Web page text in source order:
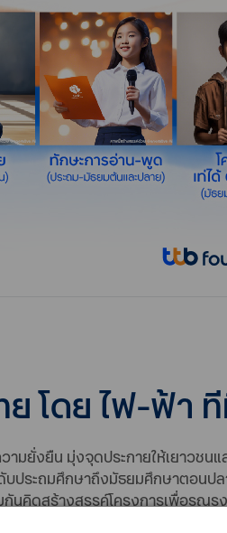
ย โดย ไฟ-ฟ้า
ยั่งยืน มุ่งจุดประกายให้เยาวชน
ประถมศึกษาถึงมัธยมศึกษาตอนป
คิดสร้างสรรค์โครงการเพื่อรณร
าชทานสมเด็จพระกนิษฐาธิราชเ